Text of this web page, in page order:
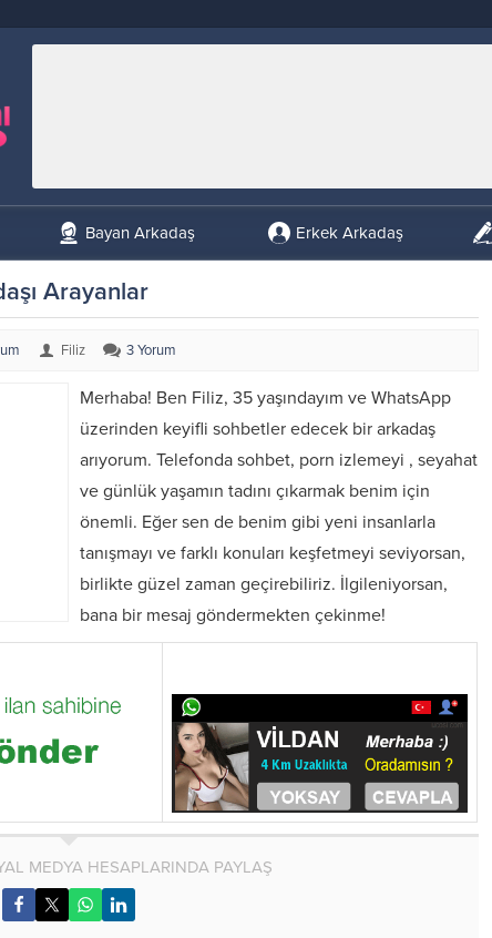
Bayan Arkadaş Erkek Arkadaş
Arayanlar
Filiz 3 Yorum
Merhaba! Ben Filiz, 35 yaşındayım ve WhatsApp
üzerinden keyifli sohbetler edecek bir arkadaş
arıyorum. Telefonda sohbet, porn izlemeyi , seyahat
ve günlük yaşamın tadını çıkarmak benim için
önemli. Eğer sen de benim gibi yeni insanlarla
tanışmayı ve farklı konuları keşfetmeyi seviyorsan,
birlikte güzel zaman geçirebiliriz. İlgileniyorsan,
bana bir mesaj göndermekten çekinme!
MEDYA HESAPLARINDA PAYLAŞ